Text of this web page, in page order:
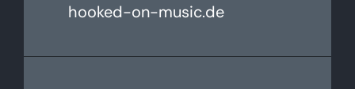
hooked-on-music.de